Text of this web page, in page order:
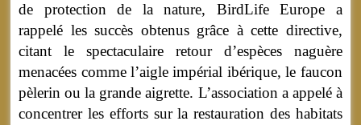
de protection de la nature, BirdLife Europe a
rappelé les succès obtenus grâce à cette directive,
citant le spectaculaire retour d’espèces naguère
menacées comme l’aigle impérial ibérique, le faucon
pèlerin ou la grande aigrette. L’association a appelé à
concentrer les efforts sur la restauration des habitats